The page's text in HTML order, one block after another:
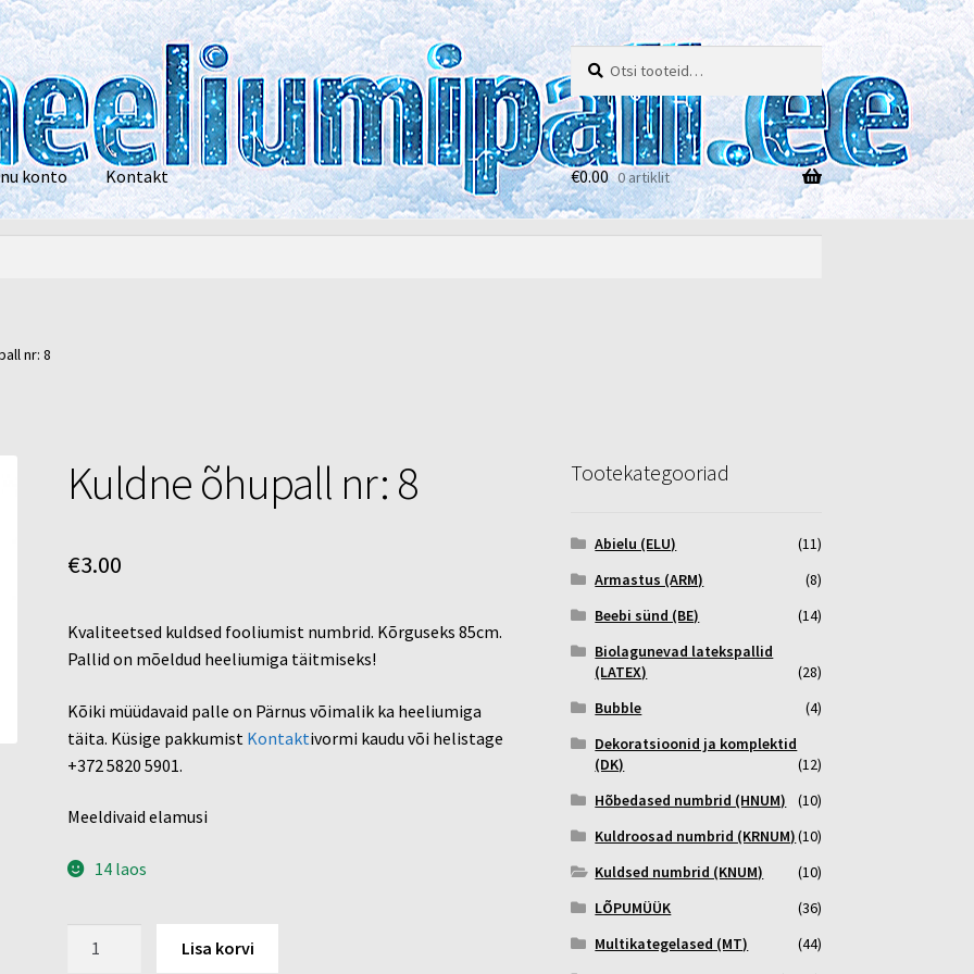
Otsi:
Otsi
konto Kontakt €0.00 0 artiklit
nr: 8
Kuldne õhupall nr: 8
€3.00
Kvaliteetsed kuldsed fooliumist numbrid. Kõrguseks 85cm.
Pallid on mõeldud heeliumiga täitmiseks!
Kõiki müüdavaid palle on Pärnus võimalik ka heeliumiga
täita. Küsige pakkumist Kontaktivormi kaudu või helistage
+372 5820 5901.
Meeldivaid elamusi
14 laos
Lisa korvi
Tootekategooriad
Abielu (ELU)
(11)
Armastus (ARM)
(8)
Beebi sünd (BE)
(14)
Biolagunevad latekspallid
(LATEX)
(28)
Bubble
(4)
Dekoratsioonid ja komplektid
(DK)
(12)
Hõbedased numbrid (HNUM)
(10)
Kuldroosad numbrid (KRNUM)(10)
Kuldsed numbrid (KNUM)
(10)
LÕPUMÜÜK
(36)
Multikategelased (MT)
(44)